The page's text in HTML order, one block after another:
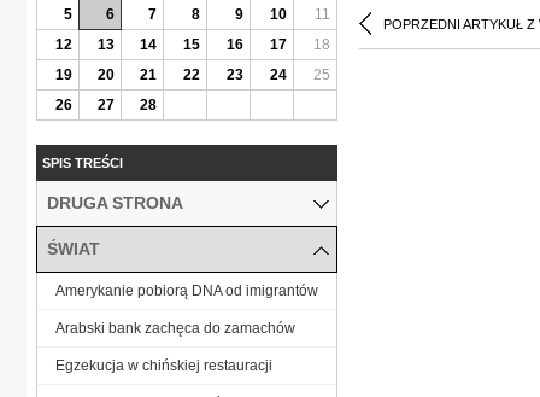
POPRZEDNI ARTYKUŁ Z
5
6 7 8 9 10
11
12
13 14 15 16 17
18
19
20 21 22 23 24
25
26
27 28
SPIS TREŚCI
DRUGA STRONA
ŚWIAT
Amerykanie pobiorą DNA od imigrantów
Arabski bank zachęca do zamachów
Egzekucja w chińskiej restauracji